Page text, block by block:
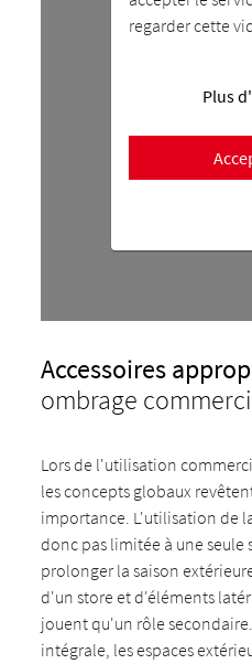
regarder cette
Plus
Accessoires
ombrage
Lors de l'utilisation
les concepts globaux
importance. L'utilisation de
donc pas limitée à une seule
prolonger la saison
d'un store et d'éléments
jouent qu'un rôle
intégrale, les espaces